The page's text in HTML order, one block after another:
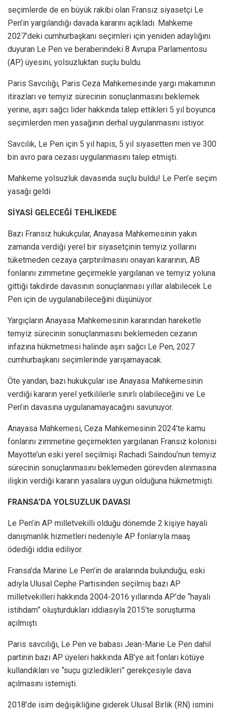
seçimlerde de en büyük rakibi olan Fransız siyasetçi Le
Pen’in yargılandığı davada kararını açıkladı. Mahkeme
2027’deki cumhurbaşkanı seçimleri için yeniden adaylığını
duyuran Le Pen ve beraberindeki 8 Avrupa Parlamentosu
(AP) üyesini, yolsuzluktan suçlu buldu.
Paris Savcılığı, Paris Ceza Mahkemesinde yargı makamının
itirazları ve temyiz sürecinin sonuçlanmasını beklemek
yerine, aşırı sağcı lider hakkında talep ettikleri 5 yıl boyunca
seçimlerden men yasağının derhal uygulanmasını istiyor.
Savcılık, Le Pen için 5 yıl hapis, 5 yıl siyasetten men ve 300
bin avro para cezası uygulanmasını talep etmişti.
Mahkeme yolsuzluk davasında suçlu buldu! Le Pen’e seçim
yasağı geldi
SİYASİ GELECEĞİ TEHLİKEDE
Bazı Fransız hukukçular, Anayasa Mahkemesinin yakın
zamanda verdiği yerel bir siyasetçinin temyiz yollarını
tüketmeden cezaya çarptırılmasını onayan kararının, AB
fonlarını zimmetine geçirmekle yargılanan ve temyiz yoluna
gittiği takdirde davasının sonuçlanması yıllar alabilecek Le
Pen için de uygulanabileceğini düşünüyor.
Yargıçların Anayasa Mahkemesinin kararından hareketle
temyiz sürecinin sonuçlanmasını beklemeden cezanın
infazına hükmetmesi halinde aşırı sağcı Le Pen, 2027
cumhurbaşkanı seçimlerinde yarışamayacak.
Öte yandan, bazı hukukçular ise Anayasa Mahkemesinin
verdiği kararın yerel yetkililerle sınırlı olabileceğini ve Le
Pen’in davasına uygulanamayacağını savunuyor.
Anayasa Mahkemesi, Ceza Mahkemesinin 2024’te kamu
fonlarını zimmetine geçirmekten yargılanan Fransız kolonisi
Mayotte’un eski yerel seçilmişi Rachadi Saindou’nun temyiz
sürecinin sonuçlanmasını beklemeden görevden alınmasına
ilişkin verdiği kararın yasalara uygun olduğuna hükmetmişti.
FRANSA’DA YOLSUZLUK DAVASI
Le Pen’in AP milletvekilli olduğu dönemde 2 kişiye hayali
danışmanlık hizmetleri nedeniyle AP fonlarıyla maaş
ödediği iddia ediliyor.
Fransa’da Marine Le Pen’in de aralarında bulunduğu, eski
adıyla Ulusal Cephe Partisinden seçilmiş bazı AP
milletvekilleri hakkında 2004-2016 yıllarında AP’de “hayali
istihdam” oluşturdukları iddiasıyla 2015’te soruşturma
açılmıştı.
Paris savcılığı, Le Pen ve babası Jean-Marie Le Pen dahil
partinin bazı AP üyeleri hakkında AB’ye ait fonları kötüye
kullandıkları ve “suçu gizledikleri” gerekçesiyle dava
açılmasını istemişti.
2018’de isim değişikliğine giderek Ulusal Birlik (RN) ismini